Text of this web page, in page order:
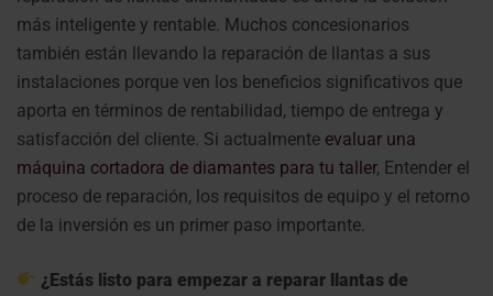
más inteligente y rentable. Muchos concesionarios
también están llevando la reparación de llantas a sus
instalaciones porque ven los beneficios significativos que
aporta en términos de rentabilidad, tiempo de entrega y
satisfacción del cliente. Si actualmente evaluar una
máquina cortadora de diamantes para tu taller, Entender el
proceso de reparación, los requisitos de equipo y el retorno
de la inversión es un primer paso importante.
¿Estás listo para empezar a reparar llantas de